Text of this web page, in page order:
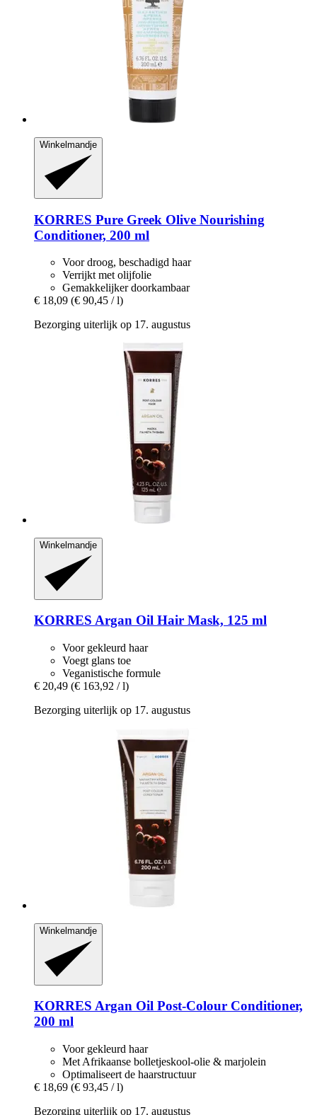
Winkelmandje
KORRES Pure Greek Olive Nourishing
Conditioner, 200 ml
Voor droog, beschadigd haar
Verrijkt met olijfolie
Gemakkelijker doorkambaar
€ 18,09 (€ 90,45 / l)
Bezorging uiterlijk op 17. augustus
Winkelmandje
KORRES Argan Oil Hair Mask, 125 ml
Voor gekleurd haar
Voegt glans toe
Veganistische formule
€ 20,49 (€ 163,92 / l)
Bezorging uiterlijk op 17. augustus
Winkelmandje
KORRES Argan Oil Post-​Colour Conditioner,
200 ml
Voor gekleurd haar
Met Afrikaanse bolletjeskool-olie & marjolein
Optimaliseert de haarstructuur
€ 18,69 (€ 93,45 / l)
Bezorging uiterlijk op 17. augustus